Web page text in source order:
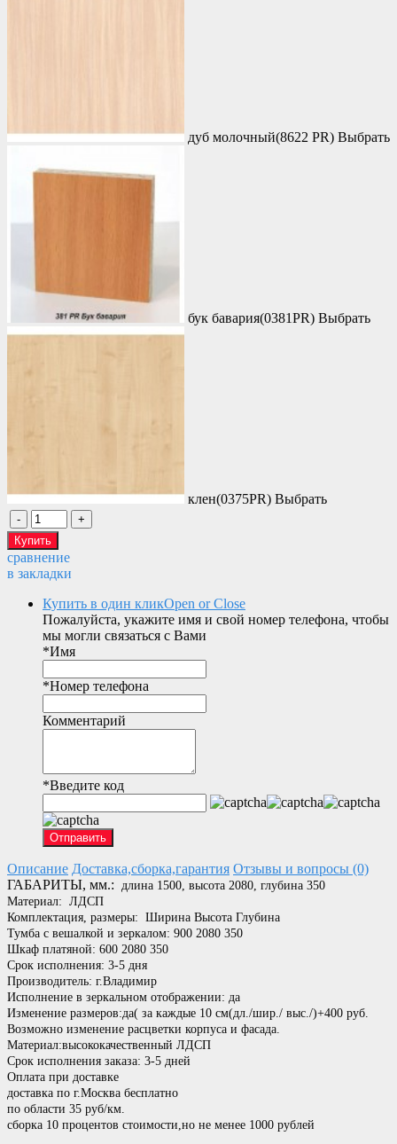
дуб молочный(8622 PR) Выбрать
бук бавария(0381PR) Выбрать
клен(0375PR) Выбрать
сравнение
в закладки
Купить в один кликOpen or Close
Пожалуйста, укажите имя и свой номер телефона, чтобы
мы могли связаться с Вами
*Имя
*Номер телефона
Комментарий
*Введите код
Отправить
Описание Доставка,сборка,гарантия Отзывы и вопросы (0)
ГАБАРИТЫ, мм.: длина 1500, высота 2080, глубина 350
Материал: ЛДСП
Комплектация, размеры: Ширина Высота Глубина
Тумба с вешалкой и зеркалом: 900 2080 350
Шкаф платяной: 600 2080 350
Срок исполнения: 3-5 дня
Производитель: г.Владимир
Исполнение в зеркальном отображении: да
Изменение размеров:да( за каждые 10 см(дл./шир./ выс./)+400 руб.
Возможно изменение расцветки корпуса и фасада.
Материал:высококачественный ЛДСП
Срок исполнения заказа: 3-5 дней
Оплата при доставке
доставка по г.Москва бесплатно
по области 35 руб/км.
сборка 10 процентов стоимости,но не менее 1000 рублей